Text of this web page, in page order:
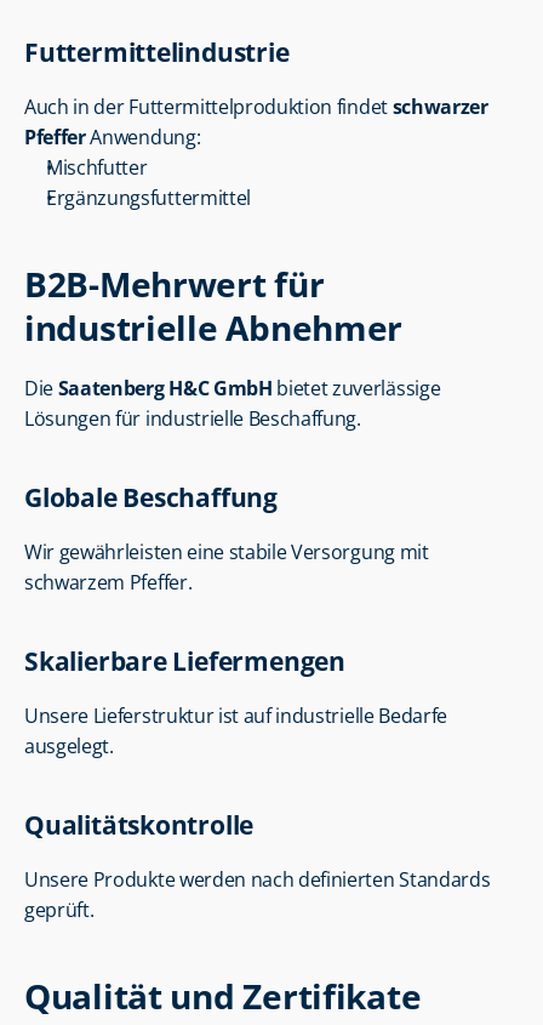
Futtermittelindustrie
Auch in der Futtermittelproduktion findet schwarzer
Pfeffer Anwendung:
Mischfutter
Ergänzungsfuttermittel
B2B-Mehrwert für
industrielle Abnehmer
Die Saatenberg H&C GmbH bietet zuverlässige
Lösungen für industrielle Beschaffung.
Globale Beschaffung
Wir gewährleisten eine stabile Versorgung mit
schwarzem Pfeffer.
Skalierbare Liefermengen
Unsere Lieferstruktur ist auf industrielle Bedarfe
ausgelegt.
Qualitätskontrolle
Unsere Produkte werden nach definierten Standards
geprüft.
Qualität und Zertifikate